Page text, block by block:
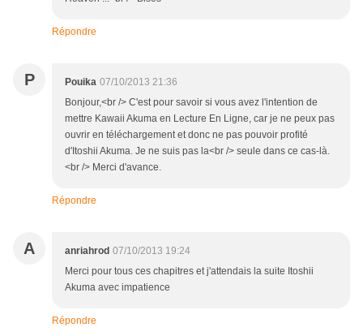
Répondre
P Pouika 07/10/2013 21:36
Bonjour,<br /> C'est pour savoir si vous avez l'intention de
mettre Kawaii Akuma en Lecture En Ligne, car je ne peux pas
ouvrir en téléchargement et donc ne pas pouvoir profité
d'Itoshii Akuma. Je ne suis pas la<br /> seule dans ce cas-là.
<br /> Merci d'avance.
Répondre
A anriahrod 07/10/2013 19:24
Merci pour tous ces chapitres et j'attendais la suite Itoshii
Akuma avec impatience
Répondre